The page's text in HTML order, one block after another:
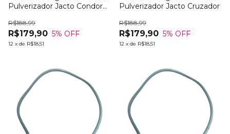
Pulverizador Jacto Condor
R$179,90
R$188,99
5% OFF
12 x de R$18,51
Pulverizador Jacto Cruzador
R$179,90
R$188,99
5% OFF
12 x de R$18,51